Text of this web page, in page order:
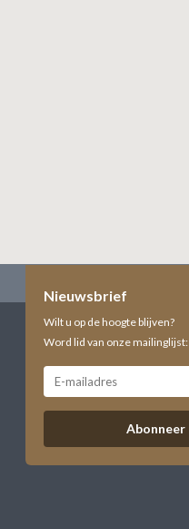
Nieuwsbrief
Wilt u op de hoogte blijven?
Word lid van onze mailinglijst:
Abonneer